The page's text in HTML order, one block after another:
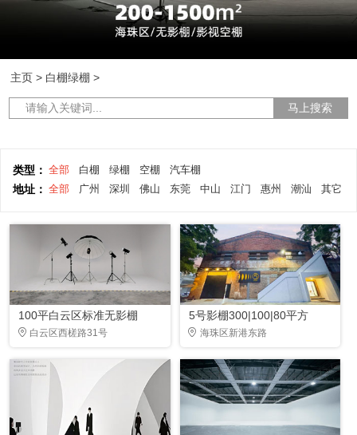
主页 > 白棚绿棚 >
马上搜索
类型： 全部 白棚 绿棚 空棚 汽车棚
地址： 全部 广州 深圳 佛山 东莞 中山 江门 惠州 潮汕 其它
100平白云区标准无影棚
白云区西槎路31号
5号影棚300|100|80平方
海珠区新港东路